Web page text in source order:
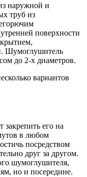
наружной и
труб из
поверхности
Шумоглушитель
до 2-х диаметров.
вариантов
его на
в любом
посредством
друг за другом.
шумоглушителя,
но и посередине.